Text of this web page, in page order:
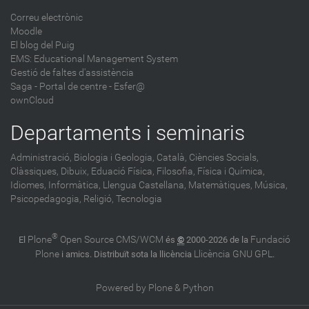
Correu electrònic
Moodle
El blog del Puig
EMS: Educational Management System
Gestió de faltes d'assistència
Saga - Portal de centre - Esfer@
ownCloud
Departaments i seminaris
Administració, Biologia i Geologia, Català, Ciències Socials,
Clàssiques, Dibuix, Eduació Física, Filosofia, Física i Química,
Idiomes, Informàtica, Llengua Castellana, Matemàtiques, Música,
Psicopedagogia, Religió, Tecnologia
El Plone® Open Source CMS/WCM és © 2000-2026 de la Fundació
Plonei amics. Distribuït sota la llicència Llicència GNU GPL.
Powered by Plone & Python